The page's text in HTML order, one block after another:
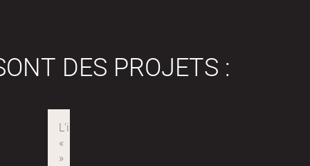
DES PROJETS :